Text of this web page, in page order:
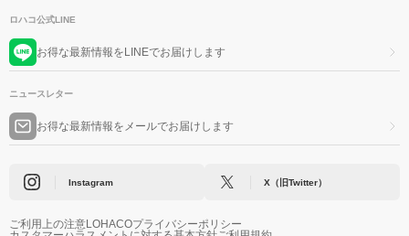
ロハコ公式LINE
お得な最新情報をLINEでお届けします
ニュースレター
お得な最新情報をメールでお届けします
Instagram X（旧Twitter）
ご利用上の注意LOHACOプライバシーポリシー